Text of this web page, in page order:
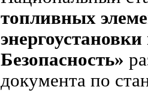
топливных
Безопасность»
документа по